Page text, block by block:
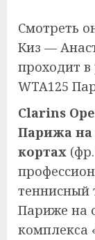
Смотреть
Киз —
проходит
WTA125
Clarins
Парижа на
кортах (фр.
теннисный
Париже на
комплекcа